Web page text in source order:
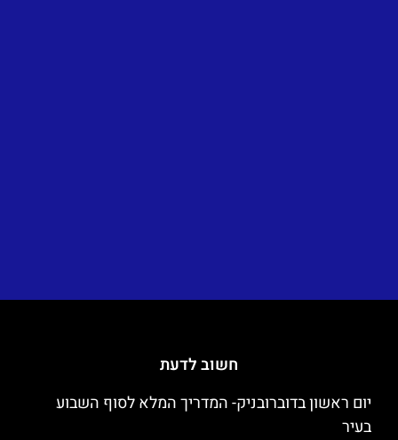
חשוב לדעת
יום ראשון בדוברובניק- המדריך המלא לסוף השבוע
בעיר